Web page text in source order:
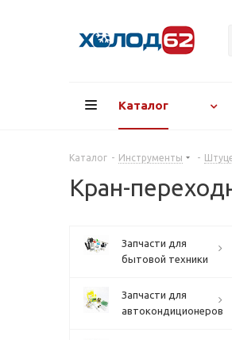
Каталог
Каталог - Инструменты -
Кран-
Запчасти для
бытовой техники
Запчасти для
автокондиционеров